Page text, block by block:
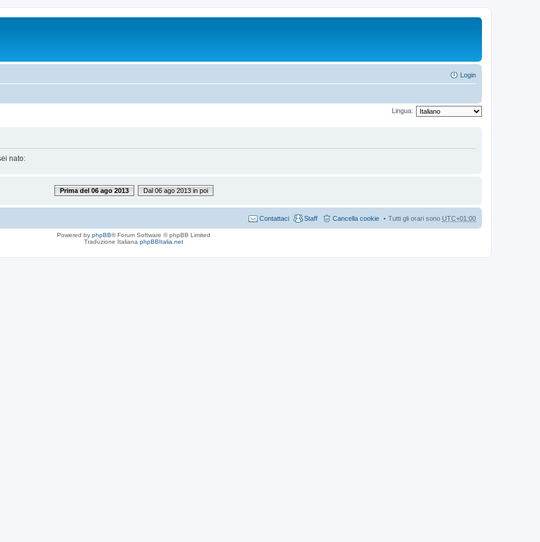
Login
Lingua:
nato:
Prima del 06 ago 2013 Dal 06 ago 2013 in poi
Tutti gli orari sono UTC+01:00
Cancella cookie
Staff
Contattaci
Powered by phpBB® Forum Software © phpBB Limited
Traduzione Italiana phpBBItalia.net